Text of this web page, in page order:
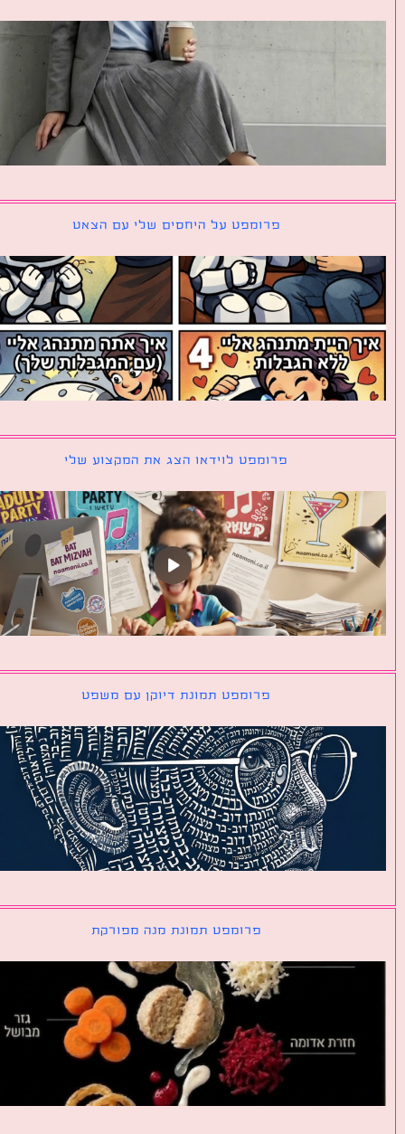
פרומפט על היחסים שלי עם הצאט
פרומפט לוידאו הצג את המקצוע שלי
פרומפט תמונת דיוקן עם משפט
פרומפט תמונת מנה מפורקת